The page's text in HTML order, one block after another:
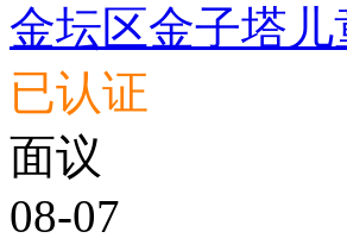
金坛区金子塔
已认证
面议
08-07